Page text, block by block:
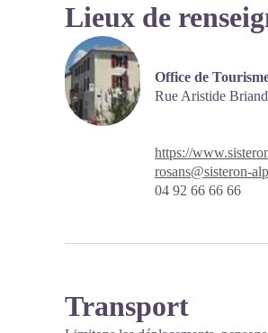
Lieux de
Office de
Rue Aristide
https://
rosans@sisteron-
04 92 66 66 66
Transport